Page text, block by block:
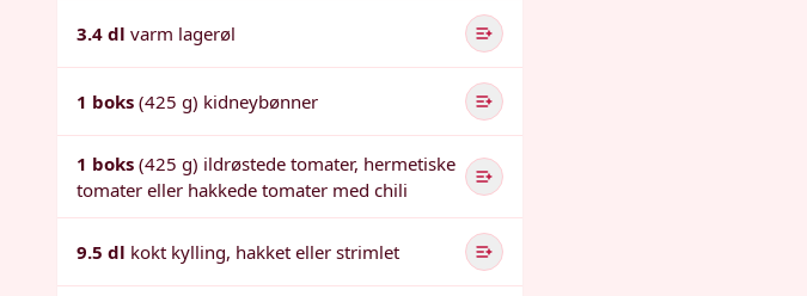
3.4 dl varm lagerøl
1 boks (425 g) kidneybønner
1 boks (425 g) ildrøstede tomater, hermetiske
tomater eller hakkede tomater med chili
9.5 dl kokt kylling, hakket eller strimlet